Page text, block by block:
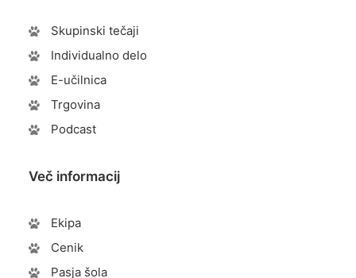
Skupinski tečaji
Individualno delo
E-učilnica
Trgovina
Podcast
Več informacij
Ekipa
Cenik
Pasja šola